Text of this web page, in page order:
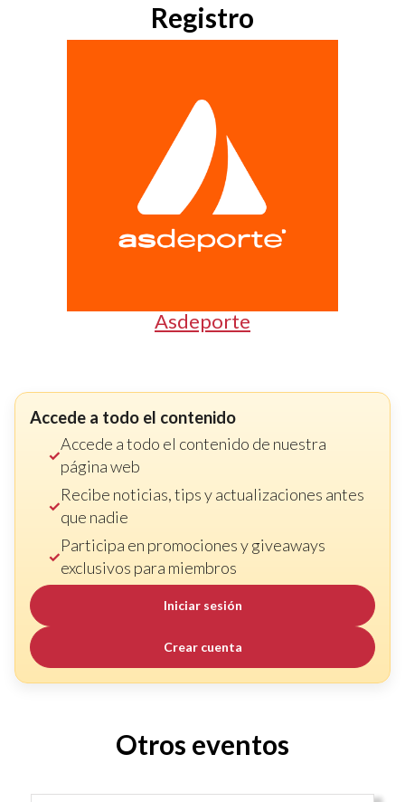
Registro
Asdeporte
Accede a todo el contenido
Accede a todo el contenido de nuestra
página web
Recibe noticias, tips y actualizaciones antes
que nadie
Participa en promociones y giveaways
exclusivos para miembros
Iniciar sesión
Crear cuenta
Otros eventos